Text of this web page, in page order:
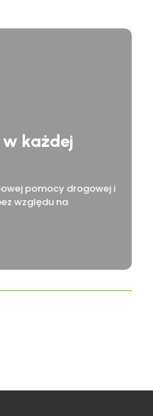
każdej
pomocy drogowej i
względu na